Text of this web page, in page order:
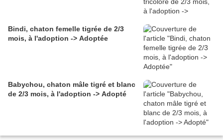
Bindi, chaton femelle tigrée de 2/3
mois, à l'adoption -> Adoptée
Babychou, chaton mâle tigré et blanc
de 2/3 mois, à l'adoption -> Adopté